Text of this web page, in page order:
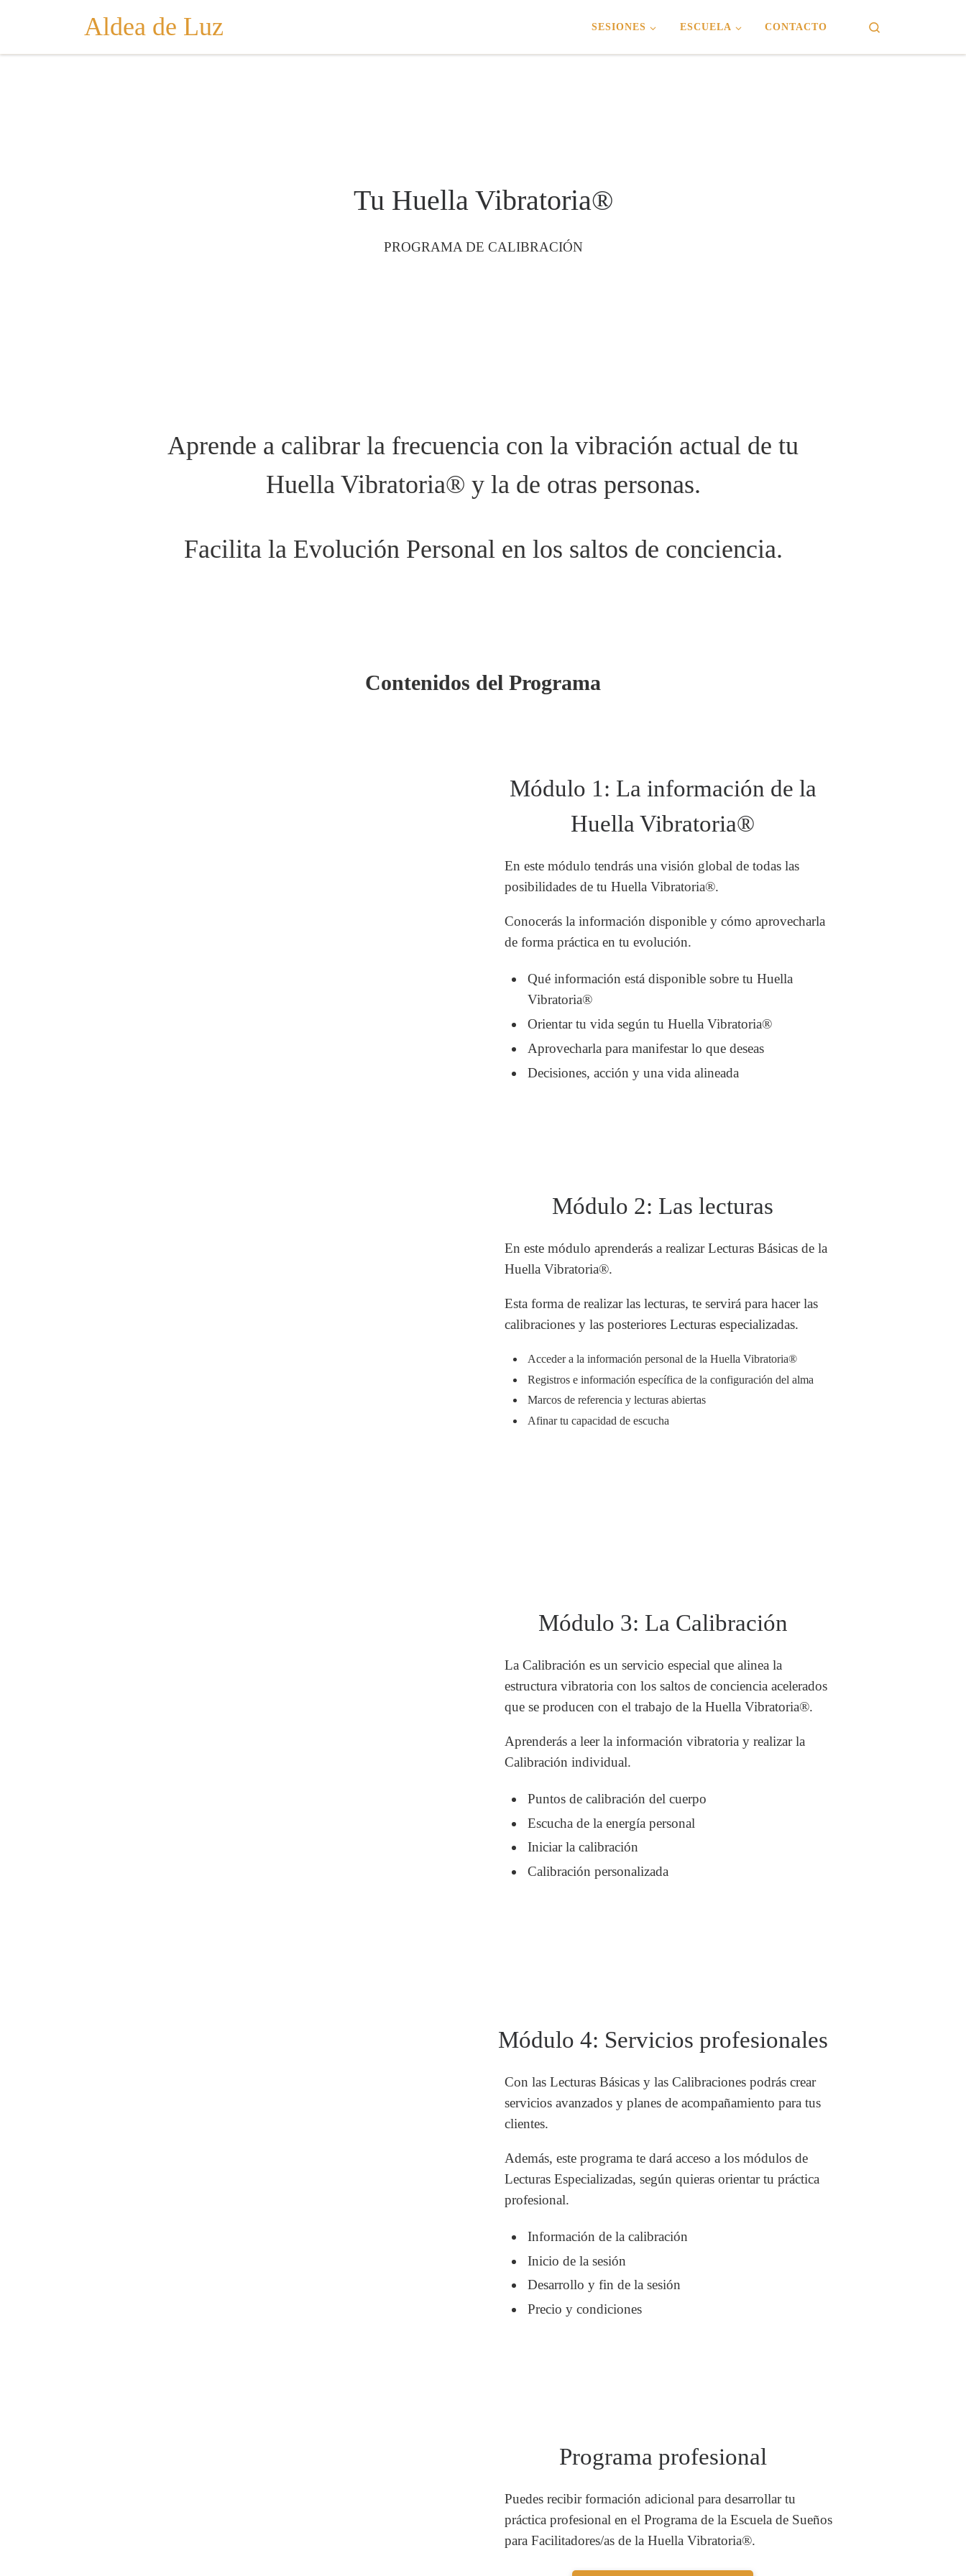
Saltar al contenidoAldea de Luz SESIONES ESCUELA CONTACTO
Tu Huella Vibratoria®
PROGRAMA DE CALIBRACIÓN
Aprende a calibrar la frecuencia con la vibración actual de tu
Huella Vibratoria® y la de otras personas.
Facilita la Evolución Personal en los saltos de conciencia.
Contenidos del Programa
Módulo 1: La información de la
Huella Vibratoria®
En este módulo tendrás una visión global de todas las
posibilidades de tu Huella Vibratoria®.
Conocerás la información disponible y cómo aprovecharla
de forma práctica en tu evolución.
Qué información está disponible sobre tu Huella
Vibratoria®
Orientar tu vida según tu Huella Vibratoria®
Aprovecharla para manifestar lo que deseas
Decisiones, acción y una vida alineada
Módulo 2: Las lecturas
En este módulo aprenderás a realizar Lecturas Básicas de la
Huella Vibratoria®.
Esta forma de realizar las lecturas, te servirá para hacer las
calibraciones y las posteriores Lecturas especializadas.
Acceder a la información personal de la Huella Vibratoria®
Registros e información específica de la configuración del alma
Marcos de referencia y lecturas abiertas
Afinar tu capacidad de escucha
Módulo 3: La Calibración
La Calibración es un servicio especial que alinea la
estructura vibratoria con los saltos de conciencia acelerados
que se producen con el trabajo de la Huella Vibratoria®.
Aprenderás a leer la información vibratoria y realizar la
Calibración individual.
Puntos de calibración del cuerpo
Escucha de la energía personal
Iniciar la calibración
Calibración personalizada
Módulo 4: Servicios profesionales
Con las Lecturas Básicas y las Calibraciones podrás crear
servicios avanzados y planes de acompañamiento para tus
clientes.
Además, este programa te dará acceso a los módulos de
Lecturas Especializadas, según quieras orientar tu práctica
profesional.
Información de la calibración
Inicio de la sesión
Desarrollo y fin de la sesión
Precio y condiciones
Programa profesional
Puedes recibir formación adicional para desarrollar tu
práctica profesional en el Programa de la Escuela de Sueños
para Facilitadores/as de la Huella Vibratoria®.